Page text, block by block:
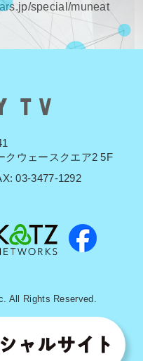
special/muneat
クウェースクエア2 5F
03-3477-1292
All Rights Reserved.